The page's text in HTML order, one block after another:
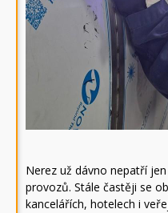
Nerez už dávno nepatří
provozů. Stále častěji se
kancelářích, hotelech i